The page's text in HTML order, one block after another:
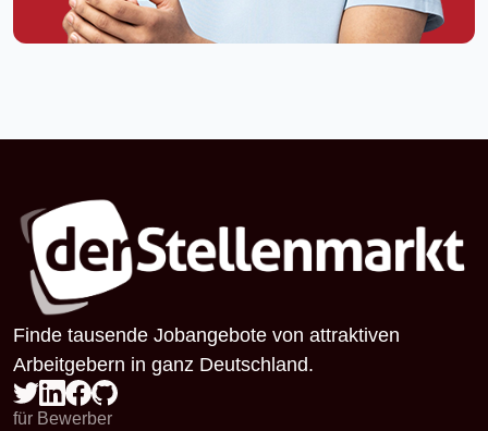
Finde tausende Jobangebote von attraktiven
Arbeitgebern in ganz Deutschland.
für Bewerber